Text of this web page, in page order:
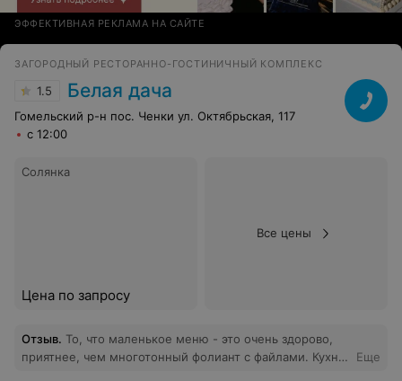
отличное место для отдыха семьей.
ЭФФЕКТИВНАЯ РЕКЛАМА НА САЙТЕ
ЗАГОРОДНЫЙ РЕСТОРАННО-ГОСТИНИЧНЫЙ КОМПЛЕКС
1.5 Белая дача
Гомельский р-н пос. Ченки ул. Октябрьская, 117
с 12:00
Солянка
Цена по запросу
Все цены
Отзыв. То, что маленькое меню - это очень здорово,
приятнее, чем многотонный фолиант с файлами. Кухня
Еще